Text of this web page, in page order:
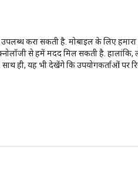
करा सकती है. मोबाइल के लिए
से हमें मदद मिल सकती है. हालांकि,
यह भी देखेंगे कि उपयोगकर्ताओं पर